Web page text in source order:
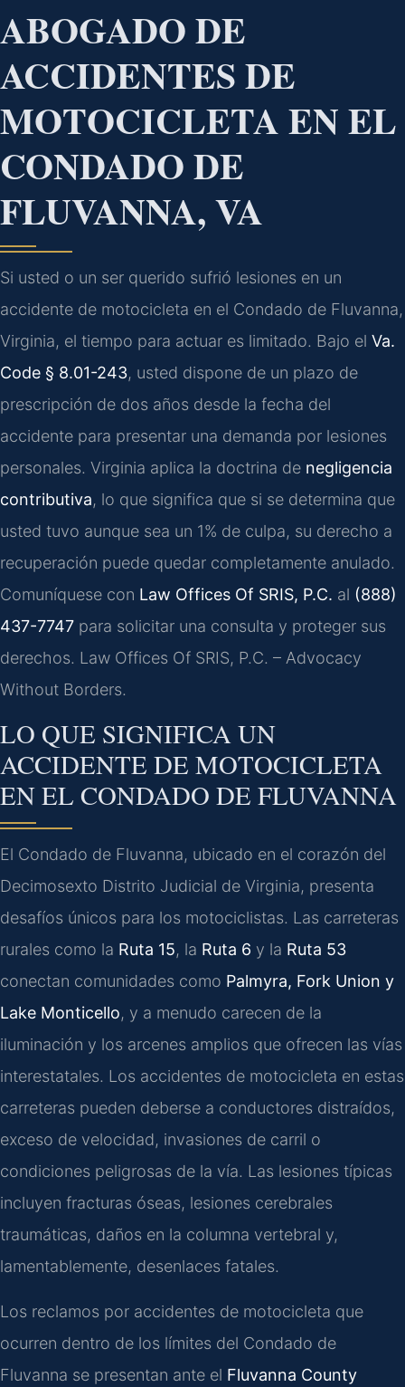
ABOGADO DE
ACCIDENTES DE
MOTOCICLETA EN EL
CONDADO DE
FLUVANNA, VA
Si usted o un ser querido sufrió lesiones en un
accidente de motocicleta en el Condado de Fluvanna,
Virginia, el tiempo para actuar es limitado. Bajo el Va.
Code § 8.01-243, usted dispone de un plazo de
prescripción de dos años desde la fecha del
accidente para presentar una demanda por lesiones
personales. Virginia aplica la doctrina de negligencia
contributiva, lo que significa que si se determina que
usted tuvo aunque sea un 1% de culpa, su derecho a
recuperación puede quedar completamente anulado.
Comuníquese con Law Offices Of SRIS, P.C. al (888)
437-7747 para solicitar una consulta y proteger sus
derechos. Law Offices Of SRIS, P.C. – Advocacy
Without Borders.
LO QUE SIGNIFICA UN
ACCIDENTE DE MOTOCICLETA
EN EL CONDADO DE FLUVANNA
El Condado de Fluvanna, ubicado en el corazón del
Decimosexto Distrito Judicial de Virginia, presenta
desafíos únicos para los motociclistas. Las carreteras
rurales como la Ruta 15, la Ruta 6 y la Ruta 53
conectan comunidades como Palmyra, Fork Union y
Lake Monticello, y a menudo carecen de la
iluminación y los arcenes amplios que ofrecen las vías
interestatales. Los accidentes de motocicleta en estas
carreteras pueden deberse a conductores distraídos,
exceso de velocidad, invasiones de carril o
condiciones peligrosas de la vía. Las lesiones típicas
incluyen fracturas óseas, lesiones cerebrales
traumáticas, daños en la columna vertebral y,
lamentablemente, desenlaces fatales.
Los reclamos por accidentes de motocicleta que
ocurren dentro de los límites del Condado de
Fluvanna se presentan ante el Fluvanna County